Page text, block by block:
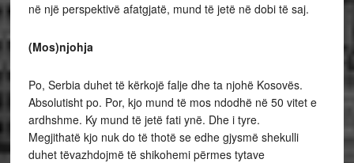
në një perspektivë afatgjatë, mund të jetë në dobi të saj.
(Mos)njohja
Po, Serbia duhet të kërkojë falje dhe ta njohë Kosovës.
Absolutisht po. Por, kjo mund të mos ndodhë në 50 vitet e
ardhshme. Ky mund të jetë fati ynë. Dhe i tyre.
Megjithatë kjo nuk do të thotë se edhe gjysmë shekulli
duhet tëvazhdojmë të shikohemi përmes tytave